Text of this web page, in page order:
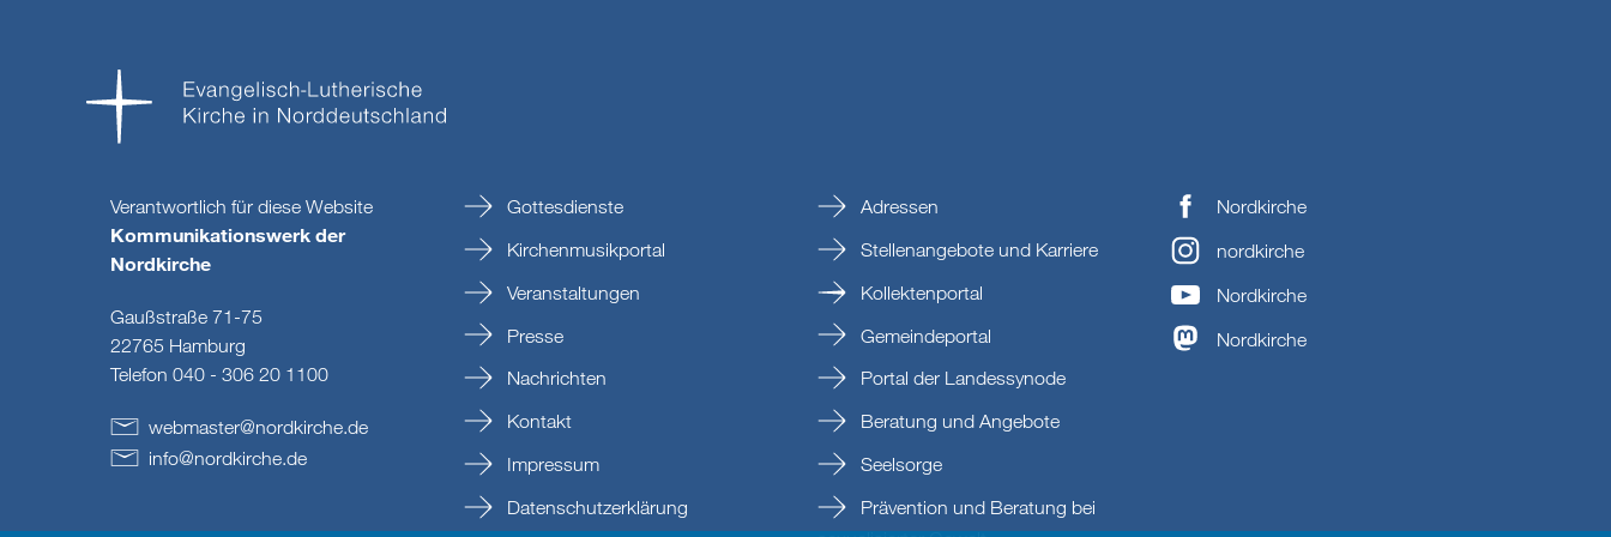
Verantwortlich für diese Website
Kommunikationswerk der
Nordkirche
Gaußstraße 71-75
22765 Hamburg
Telefon 040 - 306 20 1100
webmaster@nordkirche.de
info@nordkirche.de
Gottesdienste
Kirchenmusikportal
Veranstaltungen
Presse
Nachrichten
Kontakt
Impressum
Datenschutzerklärung
Adressen
Stellenangebote und Karriere
Kollektenportal
Gemeindeportal
Portal der Landessynode
Beratung und Angebote
Seelsorge
Prävention und Beratung bei
Nordkirche
nordkirche
Nordkirche
Nordkirche